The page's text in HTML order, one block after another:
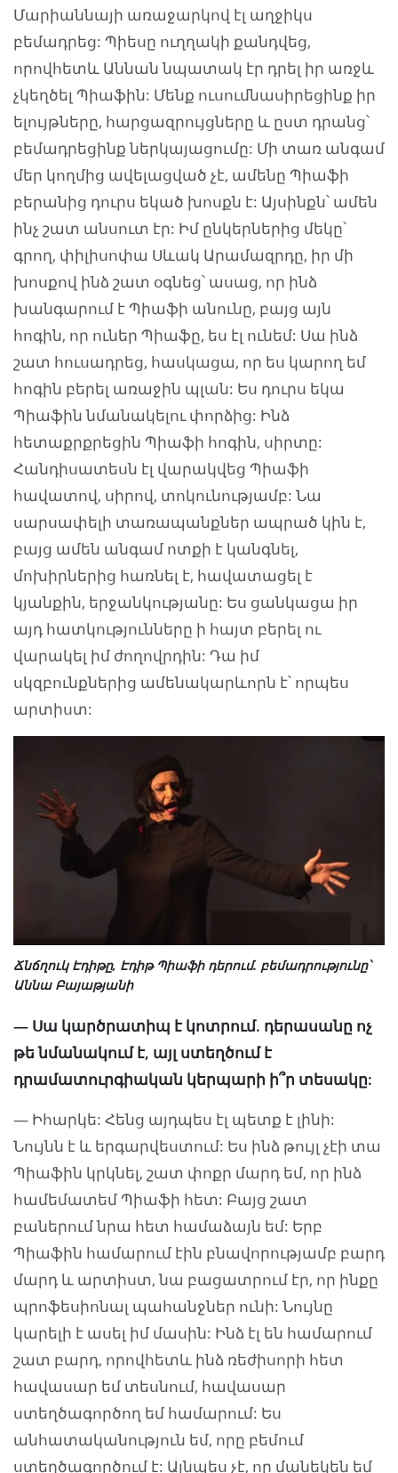
Մարիաննայի առաջարկով էլ աղջիկս
բեմադրեց: Պիեսը ուղղակի քանդվեց,
որովհետև Աննան նպատակ էր դրել իր առջև
չկեղծել Պիաֆին: Մենք ուսումնասիրեցինք իր
ելույթները, հարցազրույցները և ըստ դրանց՝
բեմադրեցինք ներկայացումը: Մի տառ անգամ
մեր կողմից ավելացված չէ, ամենը Պիաֆի
բերանից դուրս եկած խոսքն է: Այսինքն՝ ամեն
ինչ շատ անսուտ էր: Իմ ընկերներից մեկը՝
գրող, փիլիսոփա Սևակ Արամազրդը, իր մի
խոսքով ինձ շատ օգնեց՝ ասաց, որ ինձ
խանգարում է Պիաֆի անունը, բայց այն
հոգին, որ ուներ Պիաֆը, ես էլ ունեմ: Սա ինձ
շատ հուսադրեց, հասկացա, որ ես կարող եմ
հոգին բերել առաջին պլան: Ես դուրս եկա
Պիաֆին նմանակելու փորձից: Ինձ
հետաքրքրեցին Պիաֆի հոգին, սիրտը:
Հանդիսատեսն էլ վարակվեց Պիաֆի
հավատով, սիրով, տոկունությամբ: Նա
սարսափելի տառապանքներ ապրած կին է,
բայց ամեն անգամ ոտքի է կանգնել,
մոխիրներից հառնել է, հավատացել է
կյանքին, երջանկությանը: Ես ցանկացա իր
այդ հատկությունները ի հայտ բերել ու
վարակել իմ ժողովրդին: Դա իմ
սկզբունքներից ամենակարևորն է՝ որպես
արտիստ:
Ճնճղուկ Էդիթը, Էդիթ Պիաֆի դերում. բեմադրությունը՝
Աննա Բայաթյանի
— Սա կարծրատիպ է կոտրում. դերասանը ոչ
թե նմանակում է, այլ ստեղծում է
դրամատուրգիական կերպարի ի՞ր տեսակը:
— Իհարկե: Հենց այդպես էլ պետք է լինի:
Նույնն է և երգարվեստում: Ես ինձ թույլ չէի տա
Պիաֆին կրկնել, շատ փոքր մարդ եմ, որ ինձ
համեմատեմ Պիաֆի հետ: Բայց շատ
բաներում նրա հետ համաձայն եմ: Երբ
Պիաֆին համարում էին բնավորությամբ բարդ
մարդ և արտիստ, նա բացատրում էր, որ ինքը
պրոֆեսիոնալ պահանջներ ունի: Նույնը
կարելի է ասել իմ մասին: Ինձ էլ են համարում
շատ բարդ, որովհետև ինձ ռեժիսորի հետ
հավասար եմ տեսնում, հավասար
ստեղծագործող եմ համարում: Ես
անհատականություն եմ, որը բեմում
ստեղծագործում է: Այնպես չէ, որ մանեկեն եմ